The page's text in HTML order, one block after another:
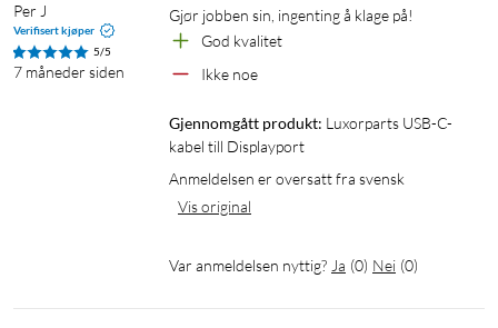
Per J
Verifisert kjøper
5/5
7 måneder siden
Gjør jobben sin, ingenting å klage på!
God kvalitet
Ikke noe
Gjennomgått produkt: Luxorparts USB-C-
kabel till Displayport
Anmeldelsen er oversatt fra svensk
Vis original
Var anmeldelsen nyttig? Ja (0) Nei (0)